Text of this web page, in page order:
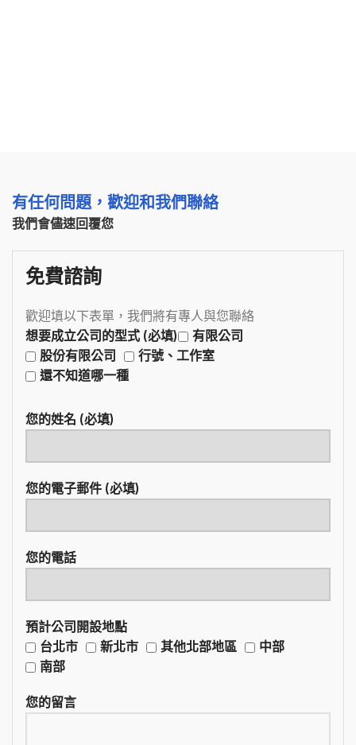
有任何問題，歡迎和我們聯絡
我們會儘速回覆您
免費諮詢
歡迎填以下表單，我們將有專人與您聯絡
想要成立公司的型式 (必填)
有限公司
股份有限公司
行號、工作室
還不知道哪一種
您的姓名 (必填)
您的電子郵件 (必填)
您的電話
預計公司開設地點
台北市
新北市 其他北部地區
中部
南部
您的留言